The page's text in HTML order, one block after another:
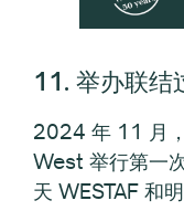
11. 举办联结
2024 年 11 月
West 举行第一
天 WESTAF 和